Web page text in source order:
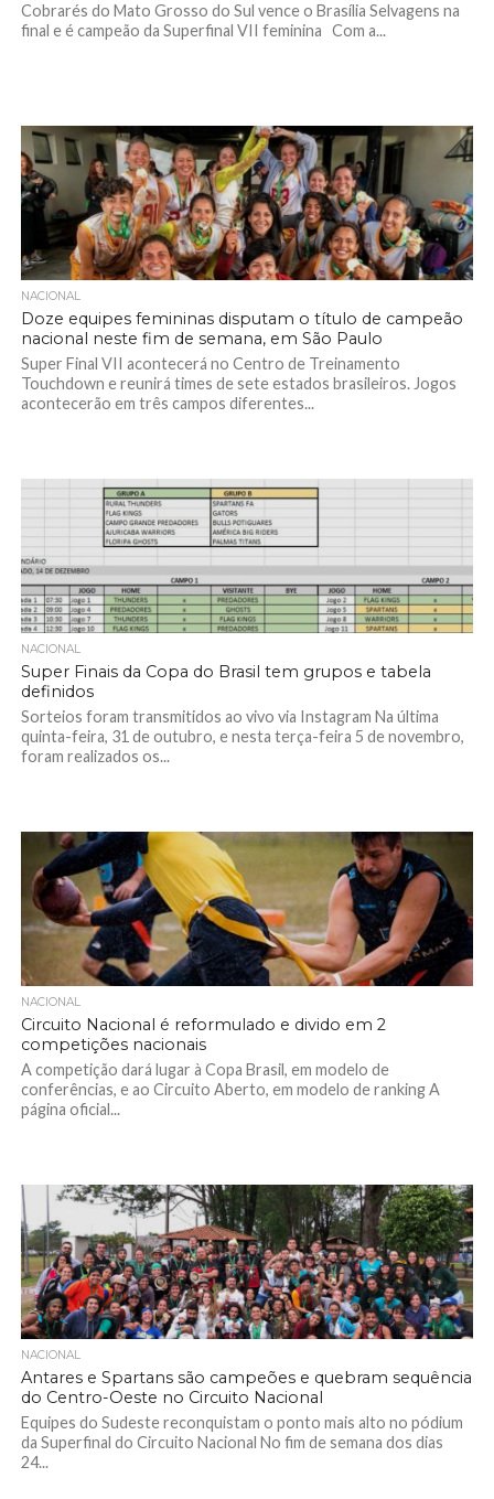
Cobrarés do Mato Grosso do Sul vence o Brasília Selvagens na
final e é campeão da Superfinal VII feminina Com a...
NACIONAL
Doze equipes femininas disputam o título de campeão
nacional neste fim de semana, em São Paulo
Super Final VII acontecerá no Centro de Treinamento
Touchdown e reunirá times de sete estados brasileiros. Jogos
acontecerão em três campos diferentes...
NACIONAL
Super Finais da Copa do Brasil tem grupos e tabela
definidos
Sorteios foram transmitidos ao vivo via Instagram Na última
quinta-feira, 31 de outubro, e nesta terça-feira 5 de novembro,
foram realizados os...
NACIONAL
Circuito Nacional é reformulado e divido em 2
competições nacionais
A competição dará lugar à Copa Brasil, em modelo de
conferências, e ao Circuito Aberto, em modelo de ranking A
página oficial...
NACIONAL
Antares e Spartans são campeões e quebram sequência
do Centro-Oeste no Circuito Nacional
Equipes do Sudeste reconquistam o ponto mais alto no pódium
da Superfinal do Circuito Nacional No fim de semana dos dias
24...